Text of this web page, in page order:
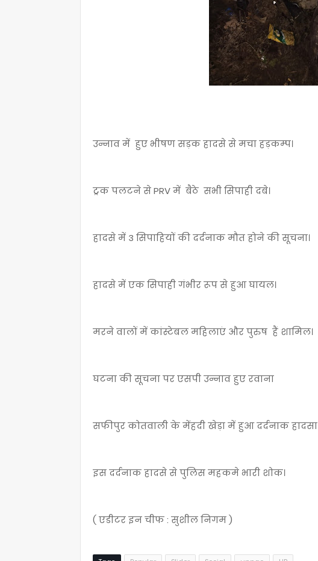
उन्नाव में हुए भीषण सड़क हादसे से मचा हड़कम्प।
ट्रक पलटने से PRV में बैठे सभी सिपाही दबे।
हादसे में 3 सिपाहियों की दर्दनाक मौत होने की सूचना।
हादसे में एक सिपाही गंभीर रूप से हुआ घायल।
मरने वालों में कांस्टेबल महिलाएं और पुरुष हैं शामिल।
घटना की सूचना पर एसपी उन्नाव हुए रवाना
सफीपुर कोतवाली के मेंहदी खेड़ा में हुआ दर्दनाक हादसा
इस दर्दनाक हादसे से पुलिस महकमे भारी शोक।
( एडीटर इन चीफ : सुशील निगम )